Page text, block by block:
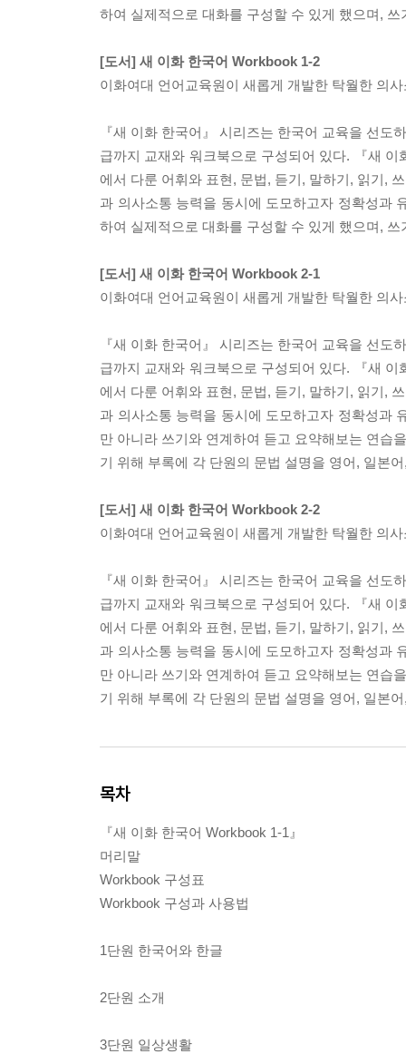
하여 실제적으로 대화를 구성할 수 있게 했으며,
[도서] 새 이화 한국어 Workbook 1-2
이화여대 언어교육원이 새롭게 개발한 탁월한 의
『새 이화 한국어』 시리즈는 한국어 교육을 선
급까지 교재와 워크북으로 구성되어 있다. 『새
에서 다룬 어휘와 표현, 문법, 듣기, 말하기, 읽기,
과 의사소통 능력을 동시에 도모하고자 정확성과
하여 실제적으로 대화를 구성할 수 있게 했으며,
[도서] 새 이화 한국어 Workbook 2-1
이화여대 언어교육원이 새롭게 개발한 탁월한 의
『새 이화 한국어』 시리즈는 한국어 교육을 선
급까지 교재와 워크북으로 구성되어 있다. 『새
에서 다룬 어휘와 표현, 문법, 듣기, 말하기, 읽기,
과 의사소통 능력을 동시에 도모하고자 정확성과
만 아니라 쓰기와 연계하여 듣고 요약해보는 연습
기 위해 부록에 각 단원의 문법 설명을 영어, 일본
[도서] 새 이화 한국어 Workbook 2-2
이화여대 언어교육원이 새롭게 개발한 탁월한 의
『새 이화 한국어』 시리즈는 한국어 교육을 선
급까지 교재와 워크북으로 구성되어 있다. 『새
에서 다룬 어휘와 표현, 문법, 듣기, 말하기, 읽기,
과 의사소통 능력을 동시에 도모하고자 정확성과
만 아니라 쓰기와 연계하여 듣고 요약해보는 연습
기 위해 부록에 각 단원의 문법 설명을 영어, 일본
목차
『새 이화 한국어 Workbook 1-1』
머리말
Workbook 구성표
Workbook 구성과 사용법
1단원 한국어와 한글
2단원 소개
3단원 일상생활